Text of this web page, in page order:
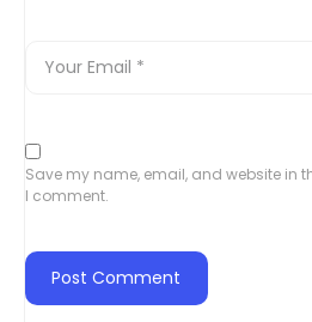
Save my name, email, and website in
I comment.